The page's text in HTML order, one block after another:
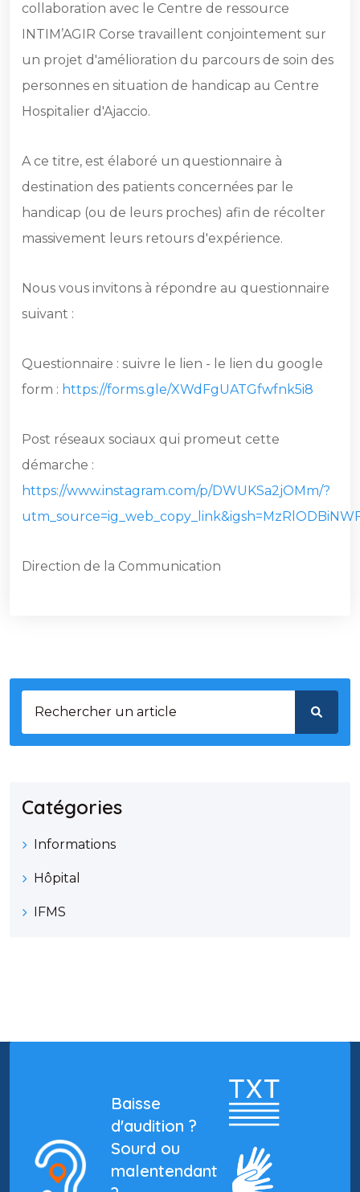
collaboration avec le Centre de ressource
INTIM’AGIR Corse travaillent conjointement sur
un projet d'amélioration du parcours de soin des
personnes en situation de handicap au Centre
Hospitalier d'Ajaccio.
A ce titre, est élaboré un questionnaire à
destination des patients concernées par le
handicap (ou de leurs proches) afin de récolter
massivement leurs retours d'expérience.
Nous vous invitons à répondre au questionnaire
suivant :
Questionnaire : suivre le lien - le lien du google
form : https://forms.gle/XWdFgUATGfwfnk5i8
Post réseaux sociaux qui promeut cette
démarche :
https://www.instagram.com/p/DWUKSa2jOMm/?
Direction de la Communication
Catégories
Informations
Hôpital
IFMS
Baisse
d'audition ?
Sourd ou
malentendant